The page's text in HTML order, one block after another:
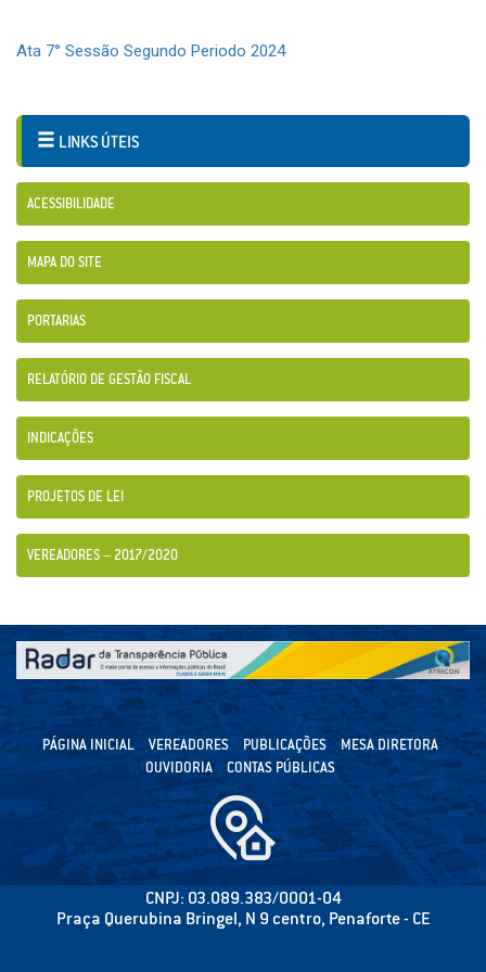
Ata 7° Sessão Segundo Periodo 2024
LINKS ÚTEIS
ACESSIBILIDADE
MAPA DO SITE
PORTARIAS
RELATÓRIO DE GESTÃO FISCAL
INDICAÇÕES
PROJETOS DE LEI
VEREADORES – 2017/2020
PÁGINA INICIAL VEREADORES PUBLICAÇÕES
MESA DIRETORA
OUVIDORIA
CONTAS PÚBLICAS
CNPJ: 03.089.383/0001-04
Praça Querubina Bringel, N 9 centro, Penaforte - CE